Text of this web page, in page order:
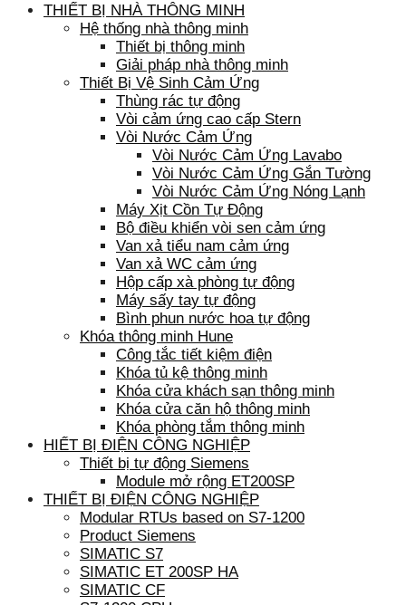
THIẾT BỊ NHÀ THÔNG MINH
Hệ thống nhà thông minh
Thiết bị thông minh
Giải pháp nhà thông minh
Thiết Bị Vệ Sinh Cảm Ứng
Thùng rác tự động
Vòi cảm ứng cao cấp Stern
Vòi Nước Cảm Ứng
Vòi Nước Cảm Ứng Lavabo
Vòi Nước Cảm Ứng Gắn Tường
Vòi Nước Cảm Ứng Nóng Lạnh
Máy Xịt Cồn Tự Động
Bộ điều khiển vòi sen cảm ứng
Van xả tiểu nam cảm ứng
Van xả WC cảm ứng
Hộp cấp xà phòng tự động
Máy sấy tay tự động
Bình phun nước hoa tự động
Khóa thông minh Hune
Công tắc tiết kiệm điện
Khóa tủ kệ thông minh
Khóa cửa khách sạn thông minh
Khóa cửa căn hộ thông minh
Khóa phòng tắm thông minh
HIẾT BỊ ĐIỆN CÔNG NGHIỆP
Thiết bị tự động Siemens
Module mở rộng ET200SP
THIẾT BỊ ĐIỆN CÔNG NGHIỆP
Modular RTUs based on S7-1200
Product Siemens
SIMATIC S7
SIMATIC ET 200SP HA
SIMATIC CF